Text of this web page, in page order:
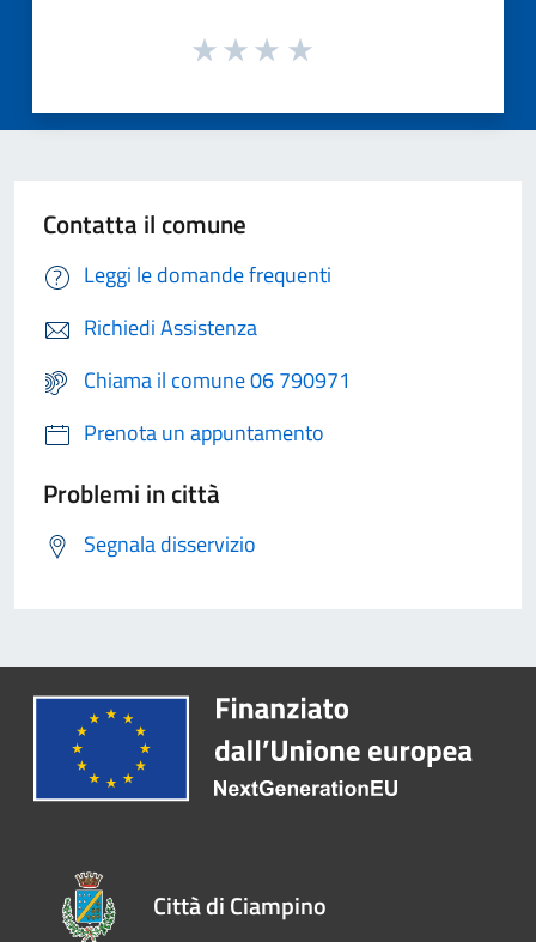
Contatta il comune
Leggi le domande frequenti
Richiedi Assistenza
Chiama il comune 06 790971
Prenota un appuntamento
Problemi in città
Segnala disservizio
Città di Ciampino